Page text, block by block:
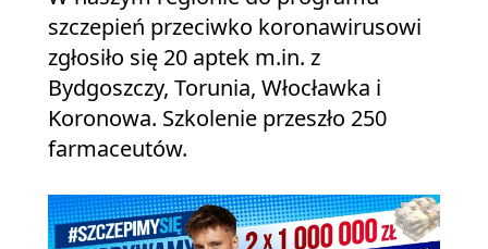
szczepień przeciwko koronawirusowi
zgłosiło się 20 aptek m.in. z
Bydgoszczy, Torunia, Włocławka i
Koronowa. Szkolenie przeszło 250
farmaceutów.